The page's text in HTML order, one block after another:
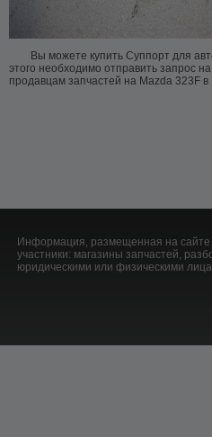
Вы можете купить Суппорт для
этого необходимо отправить запрос
продавцам запчастей на Mazda 323F в
Информация, размещенная на сайте
участники: магазины запчастей,
юридическими или физическими